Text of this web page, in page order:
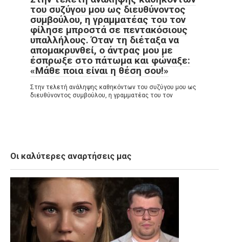
του συζύγου μου ως διευθύνοντος
συμβούλου, η γραμματέας του τον
φίλησε μπροστά σε πεντακόσιους
υπαλλήλους. Όταν τη διέταξα να
απομακρυνθεί, ο άντρας μου με
έσπρωξε στο πάτωμα και φώναξε:
«Μάθε ποια είναι η θέση σου!»
Στην τελετή ανάληψης καθηκόντων του συζύγου μου ως
διευθύνοντος συμβούλου, η γραμματέας του τον
Οι καλύτερες αναρτήσεις μας